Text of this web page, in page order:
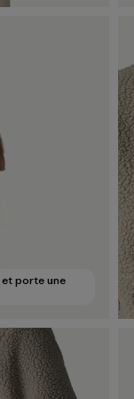
et porte une